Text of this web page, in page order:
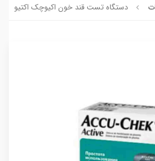
دستگاه تست قند خون اکیوچک اکتیو